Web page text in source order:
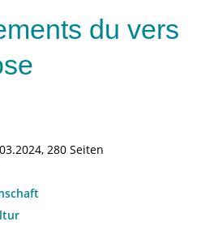
du vers
280 Seiten